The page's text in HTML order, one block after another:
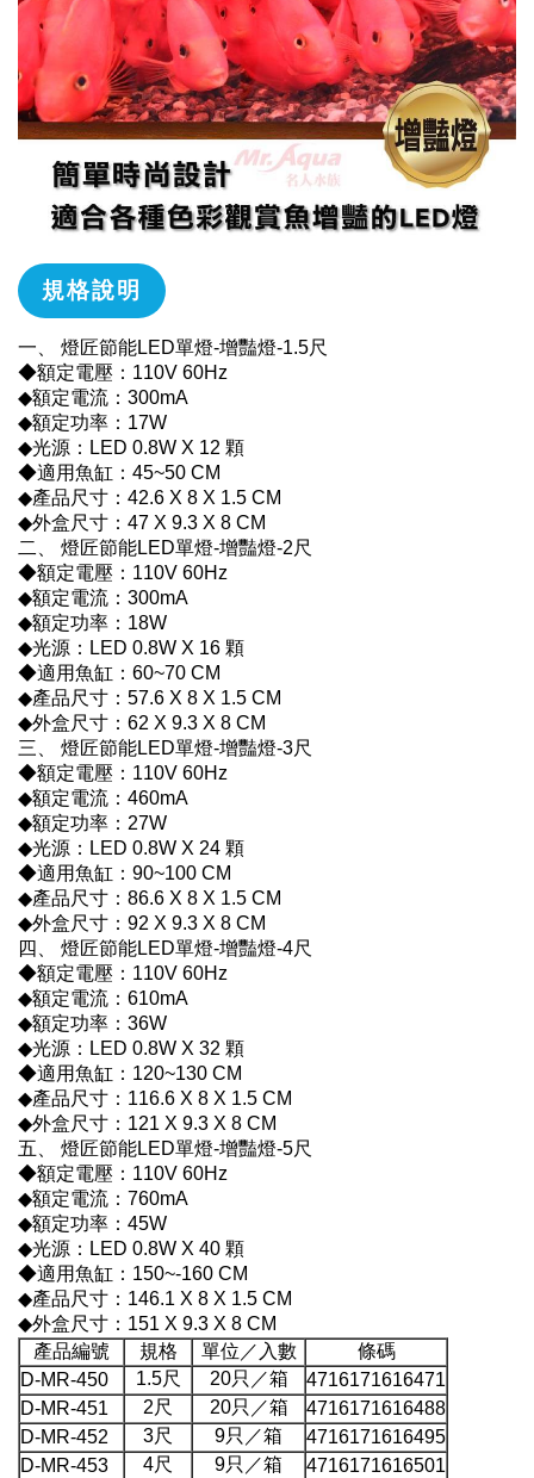
規格說明
一、 燈匠節能LED單燈-增豔燈-1.5尺
◆額定電壓：110V 60Hz
◆額定電流：300mA
◆額定功率：17W
◆光源：LED 0.8W X 12 顆
◆適用魚缸：45~50 CM
◆產品尺寸：42.6 X 8 X 1.5 CM
◆外盒尺寸：47 X 9.3 X 8 CM
二、 燈匠節能LED單燈-增豔燈-2尺
◆額定電壓：110V 60Hz
◆額定電流：300mA
◆額定功率：18W
◆光源：LED 0.8W X 16 顆
◆適用魚缸：60~70 CM
◆產品尺寸：57.6 X 8 X 1.5 CM
◆外盒尺寸：62 X 9.3 X 8 CM
三、 燈匠節能LED單燈-增豔燈-3尺
◆額定電壓：110V 60Hz
◆額定電流：460mA
◆額定功率：27W
◆光源：LED 0.8W X 24 顆
◆適用魚缸：90~100 CM
◆產品尺寸：86.6 X 8 X 1.5 CM
◆外盒尺寸：92 X 9.3 X 8 CM
四、 燈匠節能LED單燈-增豔燈-4尺
◆額定電壓：110V 60Hz
◆額定電流：610mA
◆額定功率：36W
◆光源：LED 0.8W X 32 顆
◆適用魚缸：120~130 CM
◆產品尺寸：116.6 X 8 X 1.5 CM
◆外盒尺寸：121 X 9.3 X 8 CM
五、 燈匠節能LED單燈-增豔燈-5尺
◆額定電壓：110V 60Hz
◆額定電流：760mA
◆額定功率：45W
◆光源：LED 0.8W X 40 顆
◆適用魚缸：150~-160 CM
◆產品尺寸：146.1 X 8 X 1.5 CM
◆外盒尺寸：151 X 9.3 X 8 CM
產品編號
規格 單位／入數
條碼
D-MR-450
1.5尺 20只／箱
4716171616471
D-MR-451
2尺 20只／箱
4716171616488
D-MR-452
3尺 9只／箱
4716171616495
D-MR-453
4尺 9只／箱
4716171616501